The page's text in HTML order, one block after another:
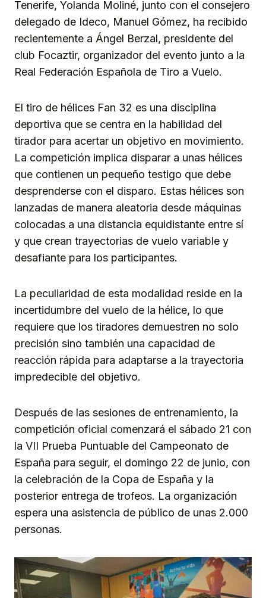
Tenerife, Yolanda Moliné, junto con el consejero
delegado de Ideco, Manuel Gómez, ha recibido
recientemente a Ángel Berzal, presidente del
club Focaztir, organizador del evento junto a la
Real Federación Española de Tiro a Vuelo.
El tiro de hélices Fan 32 es una disciplina
deportiva que se centra en la habilidad del
tirador para acertar un objetivo en movimiento.
La competición implica disparar a unas hélices
que contienen un pequeño testigo que debe
desprenderse con el disparo. Estas hélices son
lanzadas de manera aleatoria desde máquinas
colocadas a una distancia equidistante entre sí
y que crean trayectorias de vuelo variable y
desafiante para los participantes.
La peculiaridad de esta modalidad reside en la
incertidumbre del vuelo de la hélice, lo que
requiere que los tiradores demuestren no solo
precisión sino también una capacidad de
reacción rápida para adaptarse a la trayectoria
impredecible del objetivo.
Después de las sesiones de entrenamiento, la
competición oficial comenzará el sábado 21 con
la VII Prueba Puntuable del Campeonato de
España para seguir, el domingo 22 de junio, con
la celebración de la Copa de España y la
posterior entrega de trofeos. La organización
espera una asistencia de público de unas 2.000
personas.